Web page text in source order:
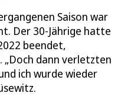
Saison war
Der 30-Jährige hatte
beendet,
„Doch dann verletzten
ich wurde wieder